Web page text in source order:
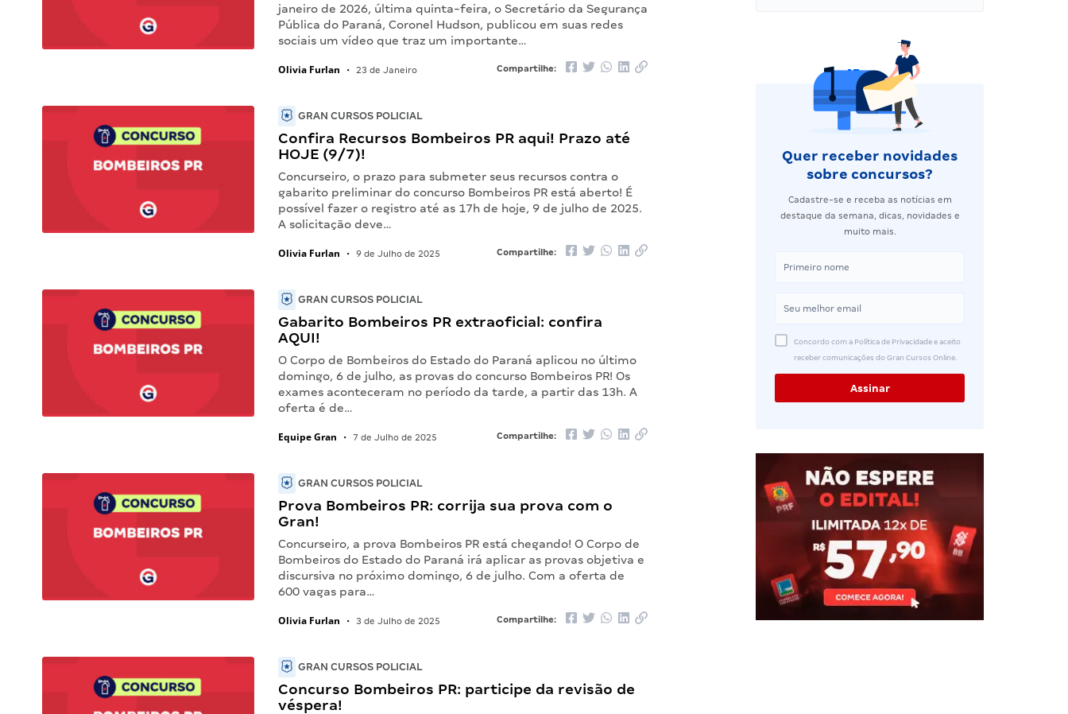
janeiro de 2026, última quinta-feira, o Secretário da Segurança
Pública do Paraná, Coronel Hudson, publicou em suas redes
sociais um vídeo que traz um importante…
Olivia Furlan • 23 de Janeiro Compartilhe:
GRAN CURSOS POLICIAL
Confira Recursos Bombeiros PR aqui! Prazo até
HOJE (9/7)!
Concurseiro, o prazo para submeter seus recursos contra o
gabarito preliminar do concurso Bombeiros PR está aberto! É
possível fazer o registro até as 17h de hoje, 9 de julho de 2025.
A solicitação deve…
Olivia Furlan • 9 de Julho de 2025 Compartilhe:
GRAN CURSOS POLICIAL
Gabarito Bombeiros PR extraoficial: confira
AQUI!
O Corpo de Bombeiros do Estado do Paraná aplicou no último
domingo, 6 de julho, as provas do concurso Bombeiros PR! Os
exames aconteceram no período da tarde, a partir das 13h. A
oferta é de…
Equipe Gran • 7 de Julho de 2025 Compartilhe:
GRAN CURSOS POLICIAL
Prova Bombeiros PR: corrija sua prova com o
Gran!
Concurseiro, a prova Bombeiros PR está chegando! O Corpo de
Bombeiros do Estado do Paraná irá aplicar as provas objetiva e
discursiva no próximo domingo, 6 de julho. Com a oferta de
600 vagas para…
Olivia Furlan • 3 de Julho de 2025 Compartilhe:
GRAN CURSOS POLICIAL
Concurso Bombeiros PR: participe da revisão de
véspera!
Quer receber novidades
sobre concursos?
Cadastre-se e receba as notícias em
destaque da semana, dicas, novidades e
muito mais.
Concordo com a Política de Privacidade e aceito
receber comunicações do Gran Cursos Online.